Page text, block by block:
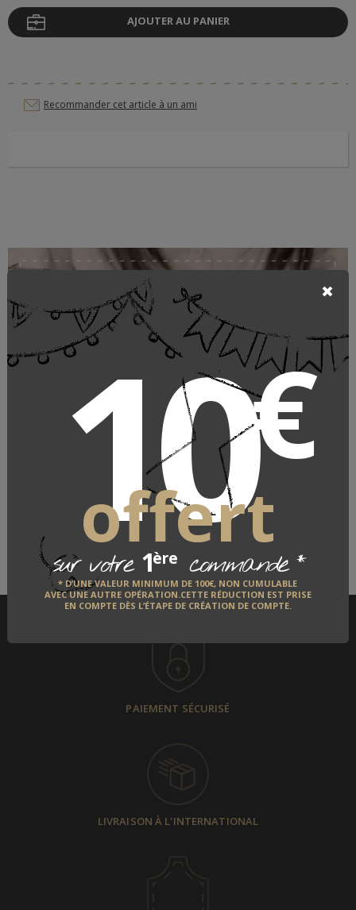
10€
offert
sur votre 1ère commande*
* D’UNE VALEUR MINIMUM DE 100€, NON CUMULABLE
AVEC UNE AUTRE OPÉRATION.CETTE RÉDUCTION EST PRISE
EN COMPTE DÈS L’ÉTAPE DE CRÉATION DE COMPTE.
AJOUTER AU PANIER
Recommander cet article à un ami
Coussins & plaids lin
LIBECO
LE FABRICANT
QUI EST-IL ?
DÉCOUVRIR
PAIEMENT SÉCURISÉ
LIVRAISON À L'INTERNATIONAL